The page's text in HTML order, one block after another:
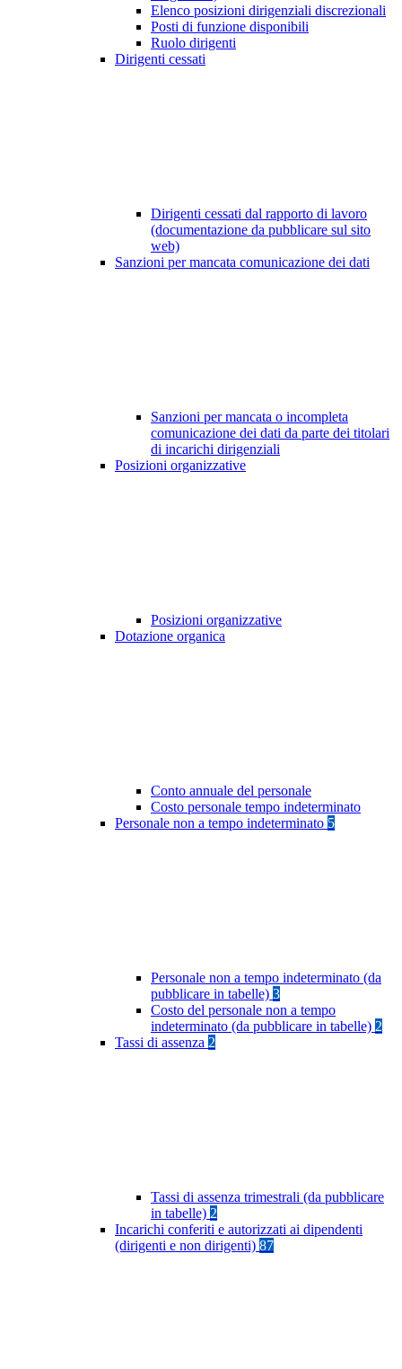
Elenco posizioni dirigenziali discrezionali
Posti di funzione disponibili
Ruolo dirigenti
Dirigenti cessati
Dirigenti cessati dal rapporto di lavoro
(documentazione da pubblicare sul sito
web)
Sanzioni per mancata comunicazione dei dati
Sanzioni per mancata o incompleta
comunicazione dei dati da parte dei titolari
di incarichi dirigenziali
Posizioni organizzative
Posizioni organizzative
Dotazione organica
Conto annuale del personale
Costo personale tempo indeterminato
Personale non a tempo indeterminato 5
Personale non a tempo indeterminato (da
pubblicare in tabelle) 3
Costo del personale non a tempo
indeterminato (da pubblicare in tabelle) 2
Tassi di assenza 2
Tassi di assenza trimestrali (da pubblicare
in tabelle) 2
Incarichi conferiti e autorizzati ai dipendenti
(dirigenti e non dirigenti) 87